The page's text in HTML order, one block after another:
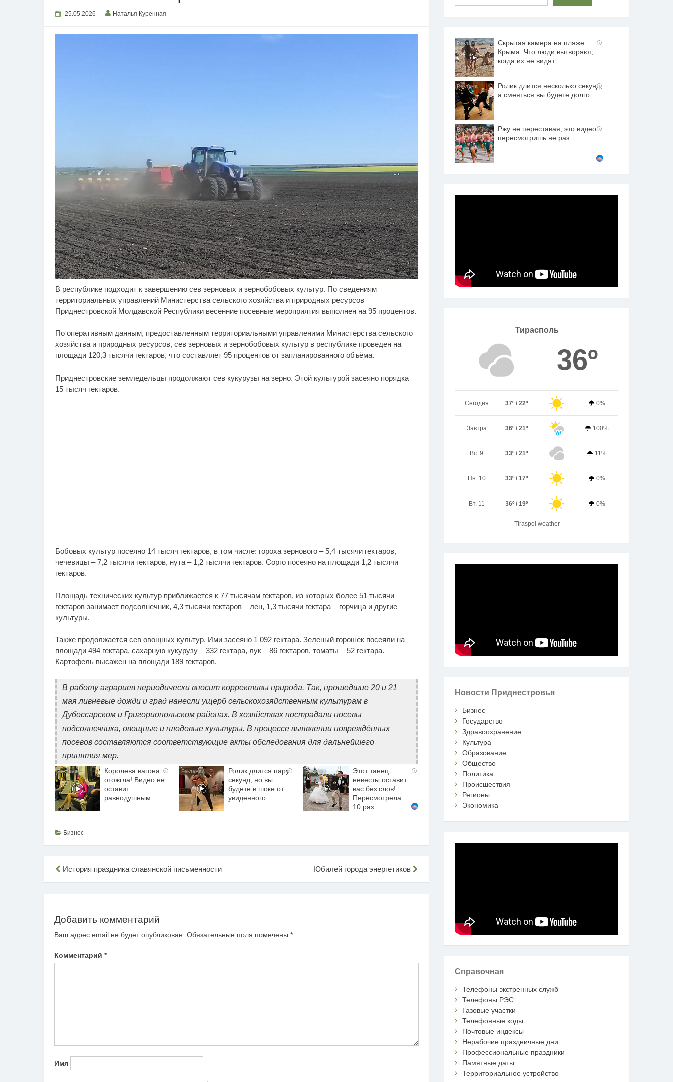
25.05.2026 Наталья Куренная
В республике подходит к завершению сев зерновых и зернобобовых культур. По сведениям
территориальных управлений Министерства сельского хозяйства и природных ресурсов
Приднестровской Молдавской Республики весенние посевные мероприятия выполнен на 95 процентов.
По оперативным данным, предоставленным территориальными управленими Министерства сельского
хозяйства и природных ресурсов, сев зерновых и зернобобовых культур в республике проведен на
площади 120,3 тысячи гектаров, что составляет 95 процентов от запланированного объёма.
Приднестровские земледельцы продолжают сев кукурузы на зерно. Этой культурой засеяно порядка
15 тысяч гектаров.
Бобовых культур посеяно 14 тысяч гектаров, в том числе: гороха зернового – 5,4 тысячи гектаров,
чечевицы – 7,2 тысячи гектаров, нута – 1,2 тысячи гектаров. Сорго посеяно на площади 1,2 тысячи
гектаров.
Площадь технических культур приближается к 77 тысячам гектаров, из которых более 51 тысячи
гектаров занимает подсолнечник, 4,3 тысячи гектаров – лен, 1,3 тысячи гектара – горчица и другие
культуры.
Также продолжается сев овощных культур. Ими засеяно 1 092 гектара. Зеленый горошек посеяли на
площади 494 гектара, сахарную кукурузу – 332 гектара, лук – 86 гектаров, томаты – 52 гектара.
Картофель высажен на площади 189 гектаров.
В работу аграриев периодически вносит коррективы природа. Так, прошедшие 20 и 21
мая ливневые дожди и град нанесли ущерб сельскохозяйственным культурам в
Дубоссарском и Григориопольском районах. В хозяйствах пострадали посевы
подсолнечника, овощные и плодовые культуры. В процессе выявлении повреждённых
посевов составляются соответствующие акты обследования для дальнейшего
принятия мер.
i
Королева вагона
отожгла! Видео не
оставит
равнодушным
i
Ролик длится пару
секунд, но вы
будете в шоке от
увиденного
i
Этот танец
невесты оставит
вас без слов!
Пересмотрела
10 раз
Бизнес
Навигация
История праздника славянской письменности Юбилей города энергетиков
Добавить комментарий
Ваш адрес email не будет опубликован. Обязательные поля помечены *
Комментарий *
Имя
i
Скрытая камера на пляже
Крыма: Что люди вытворяют,
когда их не видят...
i
Ролик длится несколько секунд,
а смеяться вы будете долго
i
Ржу не переставая, это видео
пересмотришь не раз
Тирасполь
36º
Сегодня 37º / 22º 0%
Завтра 36º / 21º 100%
Вс. 9 33º / 21º 11%
Пн. 10 33º / 17º 0%
Вт. 11 36º / 19º 0%
Tiraspol weather
Новости Приднестровья
Бизнес
Государство
Здравоохранение
Культура
Образование
Общество
Политика
Происшествия
Регионы
Экономика
Справочная
Телефоны экстренных служб
Телефоны РЭС
Газовые участки
Телефонные коды
Почтовые индексы
Нерабочие праздничные дни
Профессиональные праздники
Памятные даты
Территориальное устройство
Ролик длится пару
секунд, но вы будете в
шоке от увиденного
i
Этот танец невесты
оставит вас без слов!
Пересмотрела 10 раз
Ролик из Омска: вы